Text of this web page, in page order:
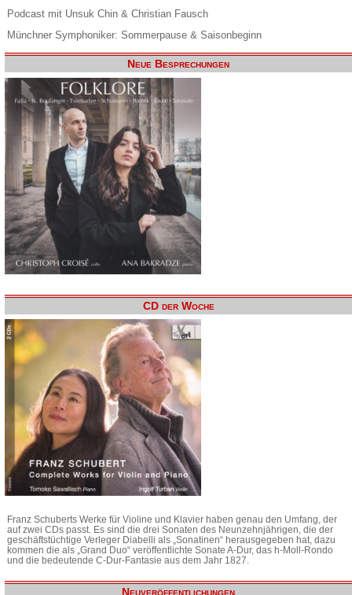
Podcast mit Unsuk Chin & Christian Fausch
Münchner Symphoniker: Sommerpause & Saisonbeginn
Neue Besprechungen
CD der Woche
Franz Schuberts Werke für Violine und Klavier haben genau den Umfang, der
auf zwei CDs passt. Es sind die drei Sonaten des Neunzehnjährigen, die der
geschäftstüchtige Verleger Diabelli als „Sonatinen“ herausgegeben hat, dazu
kommen die als „Grand Duo“ veröffentlichte Sonate A-Dur, das h-Moll-Rondo
und die bedeutende C-Dur-Fantasie aus dem Jahr 1827.
Neuveröffentlichungen